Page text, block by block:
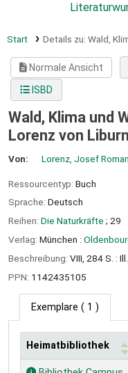
Start Details zu: Wald,
Normale Ansicht
ISBD
Wald, Klima und
Lorenz von
Von: Lorenz, Josef Roman
Ressourcentyp: Buch
Sprache: Deutsch
Reihen: Die Naturkräfte ; 29
Verlag: München :
Beschreibung: VIII, 284 S. :
PPN: 1142435105
Exemplare ( 1 )
Exemplare
Heimatbibliothek